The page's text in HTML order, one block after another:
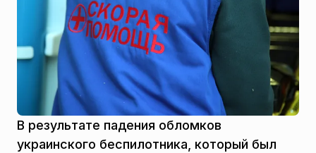
В результате падения обломков
украинского беспилотника, который был